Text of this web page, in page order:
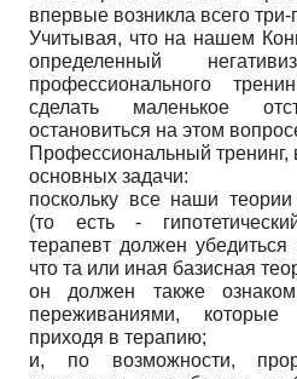
впервые возникла всего три-
Учитывая, что на нашем
определенный
профессионального
сделать маленькое
остановиться на этом
Профессиональный тренинг,
основных задачи:
поскольку все наши
(то есть -
терапевт должен
что та или иная базисная
он должен также
переживаниями, которые
приходя в терапию;
и, по возможности,